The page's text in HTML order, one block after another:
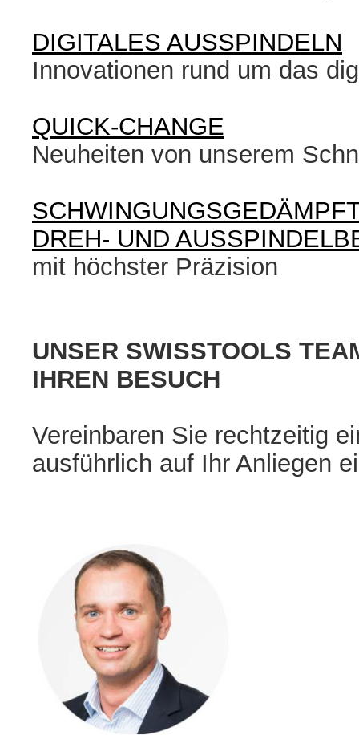
DIGITALES AUSSPINDELN
Innovationen rund um das
QUICK-CHANGE
Neuheiten von unserem
DREH- UND
mit höchster Präzision
UNSER SWISSTOOLS
IHREN BESUCH
Vereinbaren Sie rechtzeitig
ausführlich auf Ihr Anliegen